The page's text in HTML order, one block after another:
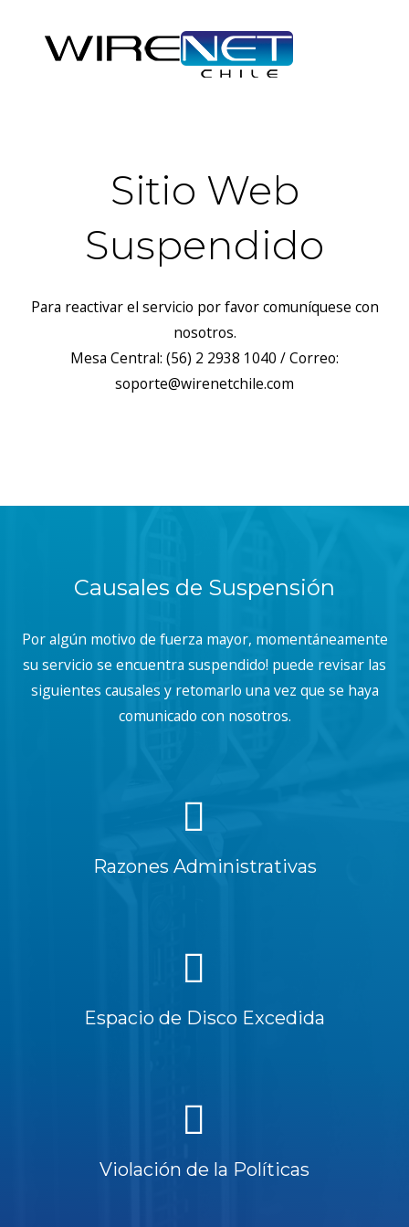
Sitio Web
Suspendido
Para reactivar el servicio por favor comuníquese con
nosotros.
Mesa Central: (56) 2 2938 1040 / Correo:
soporte@wirenetchile.com
Causales de Suspensión
Por algún motivo de fuerza mayor, momentáneamente
su servicio se encuentra suspendido! puede revisar las
siguientes causales y retomarlo una vez que se haya
comunicado con nosotros.
Razones Administrativas
Espacio de Disco Excedida
Violación de la Políticas